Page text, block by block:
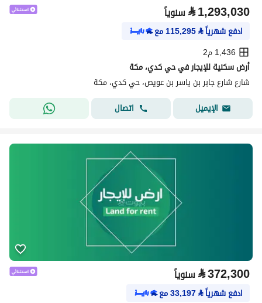
⃁1,293,030 سنوياً
ادفع شهرياً⃁
115,295مع
1,436 م2
أرض سكنية للإيجار في حي كدي، مكة
شارع شارع جابر بن ياسر بن عويص، حي كدي، مكة
الإيميل
اتصال
⃁372,300 سنوياً
ادفع شهرياً⃁
33,197مع